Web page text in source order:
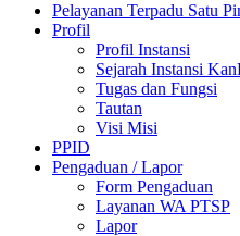
Pelayanan Terpadu Satu
Profil
Profil Instansi
Sejarah Instansi
Tugas dan Fungsi
Tautan
Visi Misi
PPID
Pengaduan / Lapor
Form Pengaduan
Layanan WA PTSP
Lapor